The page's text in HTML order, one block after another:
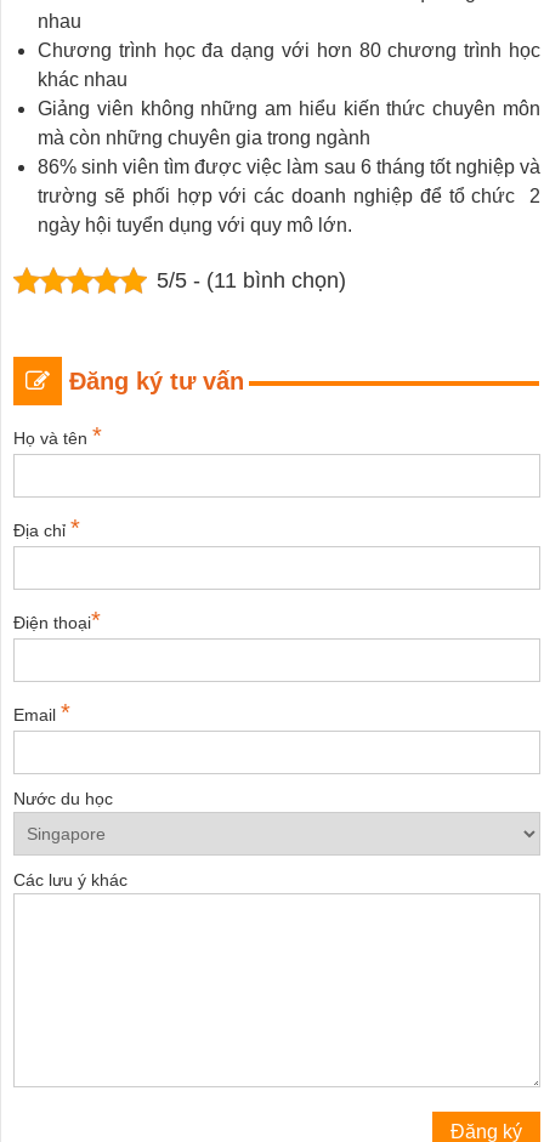
nhau
Chương trình học đa dạng với hơn 80 chương trình học
khác nhau
Giảng viên không những am hiểu kiến thức chuyên môn
mà còn những chuyên gia trong ngành
86% sinh viên tìm được việc làm sau 6 tháng tốt nghiệp và
trường sẽ phối hợp với các doanh nghiệp để tổ chức 2
ngày hội tuyển dụng với quy mô lớn.
5/5 - (11 bình chọn)
Đăng ký tư vấn
Họ và tên *
Địa chỉ *
Điện thoại*
Email *
Nước du học
Các lưu ý khác